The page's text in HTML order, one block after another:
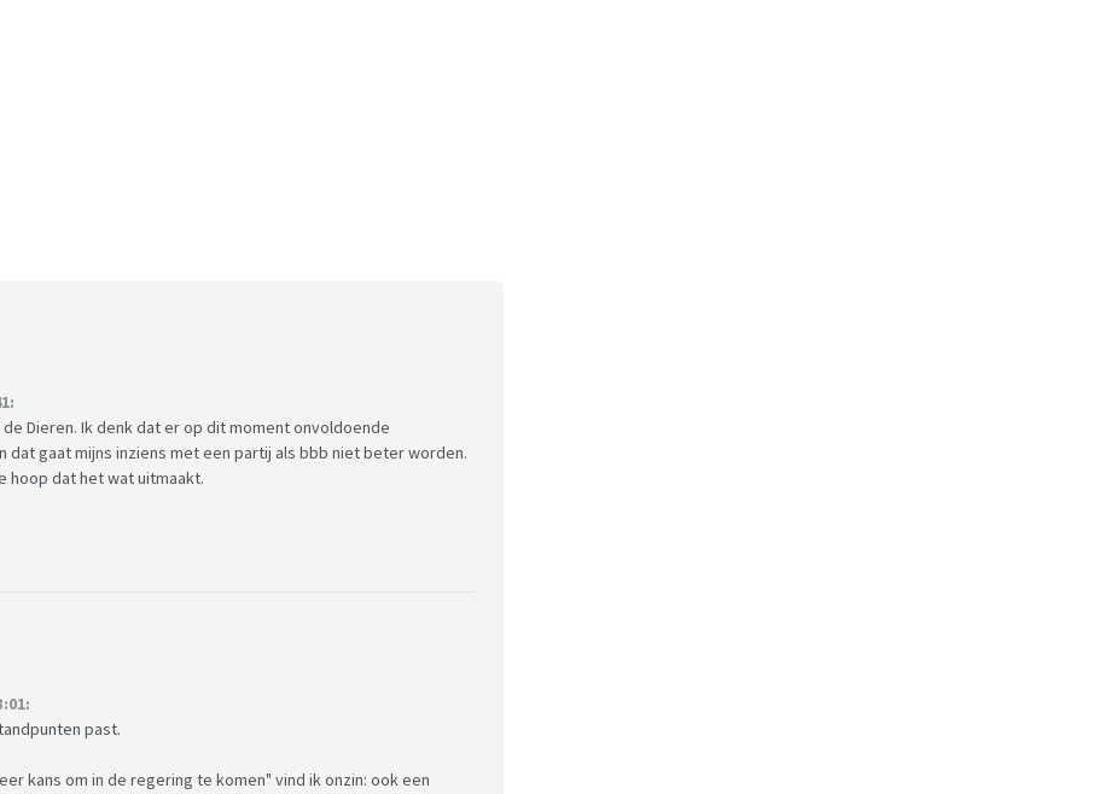
Dieren. Ik denk dat er op dit moment onvoldoende
gaat mijns inziens met een partij als bbb niet beter worden.
hoop dat het wat uitmaakt.
past.
kans om in de regering te komen" vind ik onzin: ook een